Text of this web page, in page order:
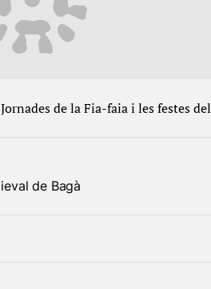
de la Fia-faia i les festes del
de Bagà